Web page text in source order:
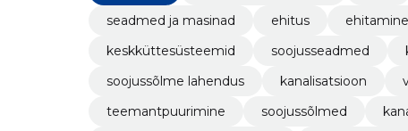
seadmed ja masinad
ehitus ehitamine
keskküttesüsteemid
soojusseadmed
soojussõlme lahendus
kanalisatsioon
teemantpuurimine
soojussõlmed